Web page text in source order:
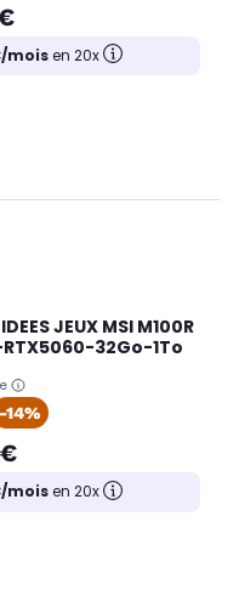
moisen 20x
JEUX MSI M100R
32Go-1To
-14%
moisen 20x